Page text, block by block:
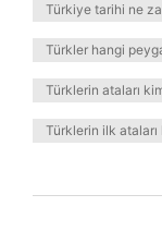
Türkiye tarihi ne
Türkler hangi
Türklerin ataları
Türklerin ilk ataları